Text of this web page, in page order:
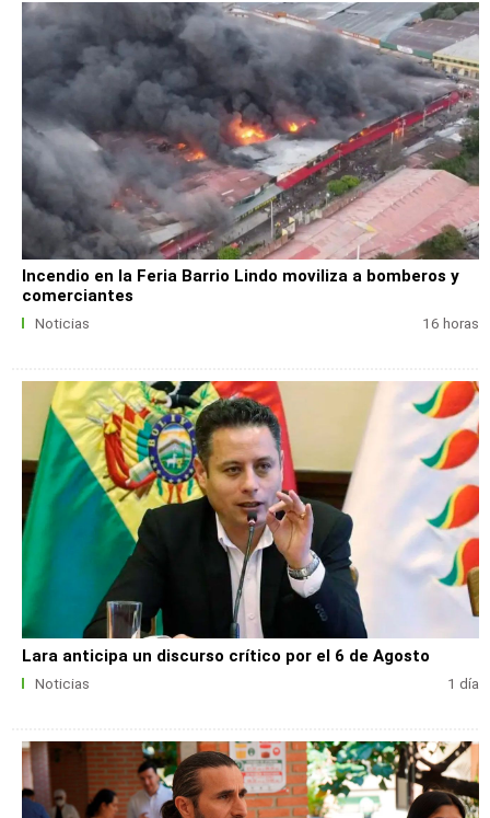
Incendio en la Feria Barrio Lindo moviliza a bomberos y
comerciantes
Noticias 16 horas
Lara anticipa un discurso crítico por el 6 de Agosto
Noticias 1 día